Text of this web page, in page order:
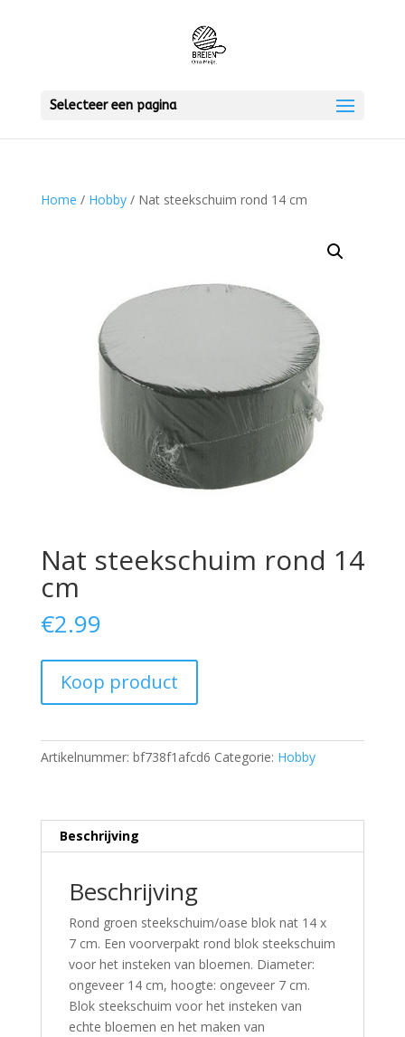
Selecteer een pagina
Home / Hobby/ Nat steekschuim rond 14 cm
Nat steekschuim rond 14
cm
€2.99
Koop product
Artikelnummer: bf738f1afcd6 Categorie: Hobby
Beschrijving
Beschrijving
Rond groen steekschuim/oase blok nat 14 x
7 cm. Een voorverpakt rond blok steekschuim
voor het insteken van bloemen. Diameter:
ongeveer 14 cm, hoogte: ongeveer 7 cm.
Blok steekschuim voor het insteken van
echte bloemen en het maken van